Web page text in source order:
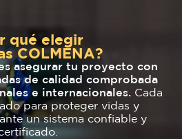
qué elegir
COLMENA?
asegurar tu proyecto con
de calidad comprobada
e internacionales.Cada
para proteger vidas y
un sistema confiable y